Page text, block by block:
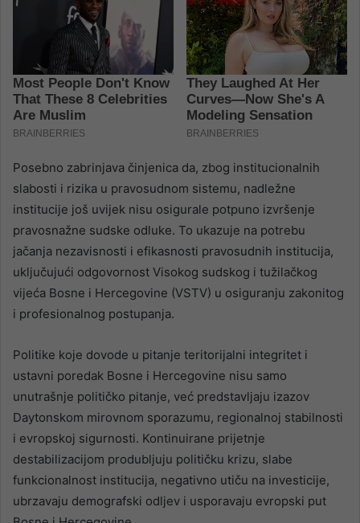
Posebno zabrinjava činjenica da, zbog institucionalnih
slabosti i rizika u pravosudnom sistemu, nadležne
institucije još uvijek nisu osigurale potpuno izvršenje
pravosnažne sudske odluke. To ukazuje na potrebu
jačanja nezavisnosti i efikasnosti pravosudnih institucija,
uključujući odgovornost Visokog sudskog i tužilačkog
vijeća Bosne i Hercegovine (VSTV) u osiguranju zakonitog
i profesionalnog postupanja.
Politike koje dovode u pitanje teritorijalni integritet i
ustavni poredak Bosne i Hercegovine nisu samo
unutrašnje političko pitanje, već predstavljaju izazov
Daytonskom mirovnom sporazumu, regionalnoj stabilnosti
i evropskoj sigurnosti. Kontinuirane prijetnje
destabilizacijom produbljuju političku krizu, slabe
funkcionalnost institucija, negativno utiču na investicije,
ubrzavaju demografski odljev i usporavaju evropski put